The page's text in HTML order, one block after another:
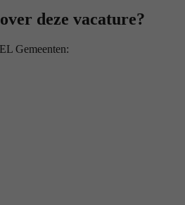
deze vacature?
Gemeenten: